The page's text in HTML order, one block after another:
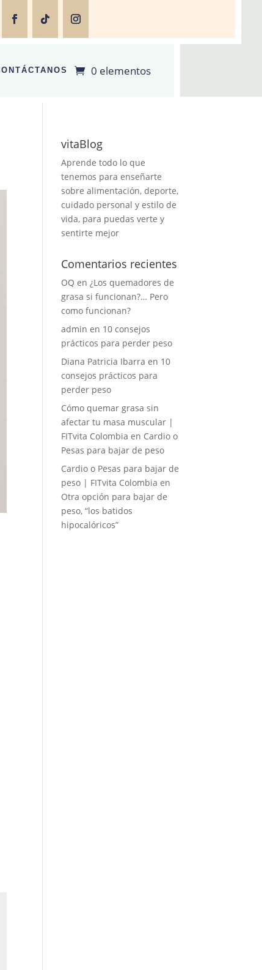
0 elementos
vitaBlog
Aprende todo lo que
tenemos para enseñarte
sobre alimentación, deporte,
cuidado personal y estilo de
vida, para puedas verte y
sentirte mejor
Comentarios recientes
OQ en¿Los quemadores de
grasa si funcionan?… Pero
como funcionan?
admin en 10 consejos
prácticos para perder peso
Diana Patricia Ibarra en 10
consejos prácticos para
perder peso
Cómo quemar grasa sin
afectar tu masa muscular |
FITvita Colombia en Cardio o
Pesas para bajar de peso
Cardio o Pesas para bajar de
peso | FITvita Colombia en
Otra opción para bajar de
peso, “los batidos
hipocalóricos”